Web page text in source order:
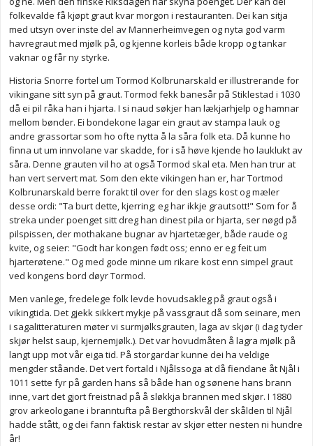
folkevalde få kjøpt graut kvar morgon i restauranten. Dei kan sitja
med utsyn over inste del av Mannerheimvegen og nyta god varm
havregraut med mjølk på, og kjenne korleis både kropp og tankar
vaknar og får ny styrke.
Historia Snorre fortel um Tormod Kolbrunarskald er illustrerande for
vikingane sitt syn på graut. Tormod fekk banesår på Stiklestad i 1030
då ei pil råka han i hjarta. I si naud søkjer han lækjarhjelp og hamnar
mellom bønder. Ei bondekone lagar ein graut av stampa lauk og
andre grassortar som ho ofte nytta å la såra folk eta. Då kunne ho
finna ut um innvolane var skadde, for i så høve kjende ho lauklukt av
såra. Denne grauten vil ho at også Tormod skal eta. Men han trur at
han vert servert mat. Som den ekte vikingen han er, har Tortmod
Kolbrunarskald berre forakt til over for den slags kost og mæler
desse ordi: "Ta burt dette, kjerring; eg har ikkje grautsott!" Som for å
streka under poenget sitt dreg han dinest pila or hjarta, ser nøgd på
pilspissen, der mothakane bugnar av hjartetæger, både raude og
kvite, og seier: "Godt har kongen født oss; enno er eg feit um
hjarterøtene." Og med gode minne um rikare kost enn simpel graut
ved kongens bord døyr Tormod.
Men vanlege, fredelege folk levde hovudsakleg på graut også i
vikingtida. Det gjekk sikkert mykje på vassgraut då som seinare, men
i sagalitteraturen møter vi surmjølksgrauten, laga av skjør (i dag tyder
skjør helst saup, kjernemjølk.). Det var hovudmåten å lagra mjølk på
langt upp mot vår eiga tid. På storgardar kunne dei ha veldige
mengder ståande. Det vert fortald i Njålssoga at då fiendane åt Njål i
1011 sette fyr på garden hans så både han og sønene hans brann
inne, vart det gjort freistnad på å sløkkja brannen med skjør. I 1880
grov arkeologane i branntufta på Bergthorskvål der skålden til Njål
hadde stått, og dei fann faktisk restar av skjør etter nesten ni hundre
år!